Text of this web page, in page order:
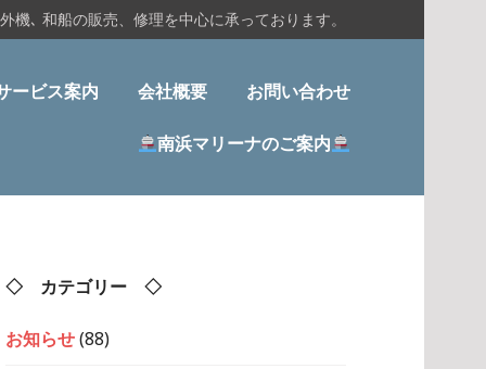
､ 和船の販売、修理を中心に承っております。
ービス案内 会社概要 お問い合わせ
南浜マリーナのご案内
◇ カテゴリー ◇
お知らせ(88)